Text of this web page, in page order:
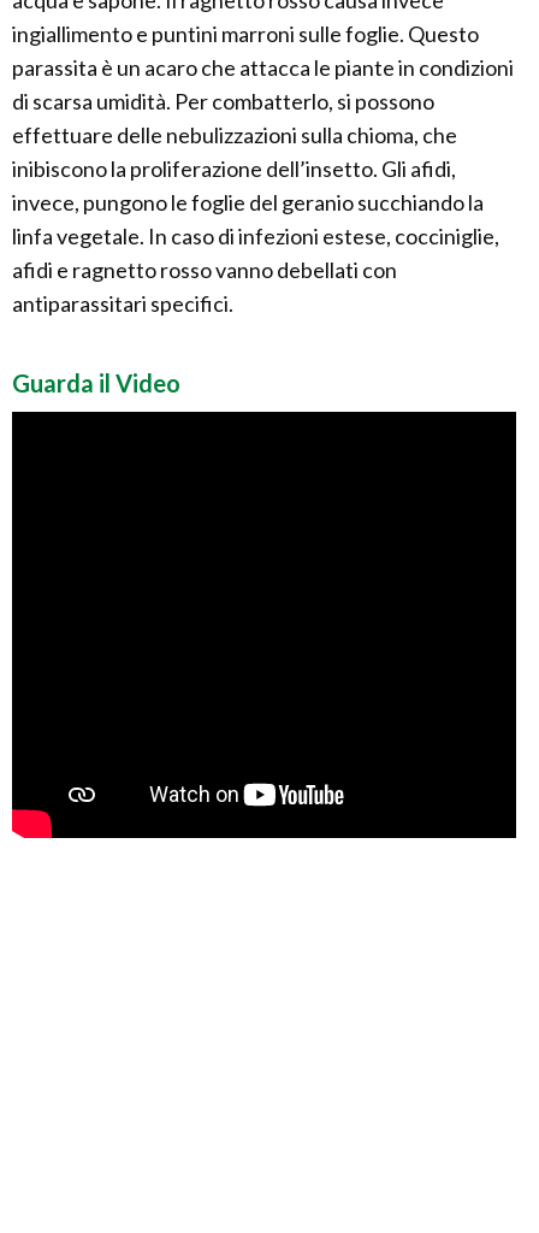
ingiallimento e puntini marroni sulle foglie. Questo
parassita è un acaro che attacca le piante in condizioni
di scarsa umidità. Per combatterlo, si possono
effettuare delle nebulizzazioni sulla chioma, che
inibiscono la proliferazione dell’insetto. Gli afidi,
invece, pungono le foglie del geranio succhiando la
linfa vegetale. In caso di infezioni estese, cocciniglie,
afidi e ragnetto rosso vanno debellati con
antiparassitari specifici.
Guarda il Video